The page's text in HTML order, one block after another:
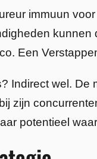
immuun
Een
Indirect wel.
zijn
potentieel